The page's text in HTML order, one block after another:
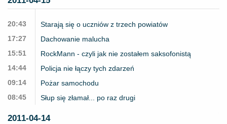
20:43
Starają się o uczniów z trzech powiatów
17:27
Dachowanie malucha
15:51
RockMann - czyli jak nie zostałem saksofonistą
14:44
Policja nie łączy tych zdarzeń
09:14
Pożar samochodu
08:45
Słup się złamał... po raz drugi
2011-04-14